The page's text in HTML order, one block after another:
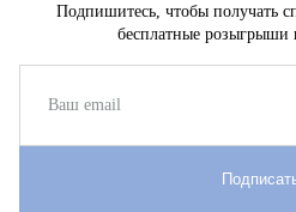
Подпишитесь, чтобы получать
бесплатные розыгрыши